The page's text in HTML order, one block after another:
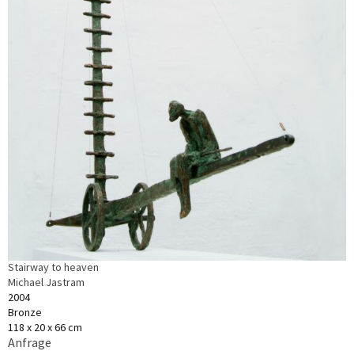
Stairway to heaven
Michael Jastram
2004
Bronze
118 x 20 x 66 cm
Anfrage